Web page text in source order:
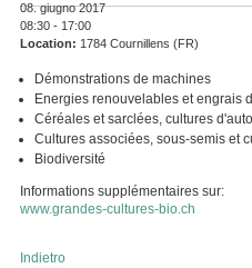
08. giugno 2017
08:30 - 17:00
Location: 1784 Cournillens (FR)
Démonstrations de machines
Energies renouvelables et engrais
Céréales et sarclées, cultures
Cultures associées, sous-semis et
Biodiversité
Informations supplémentaires sur:
www.grandes-cultures-bio.ch
Indietro